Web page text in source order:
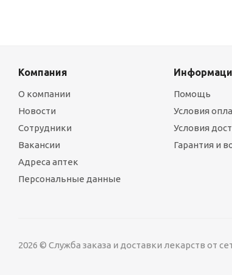
Компания
О компании
Новости
Сотрудники
Вакансии
Адреса аптек
Персональные данные
Помощь
Условия
Условия
Гарантия и
2026 © Служба заказа и доставки лекарств от